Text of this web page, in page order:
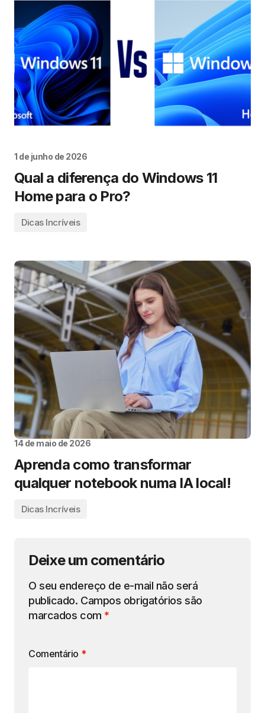
1 de junho de 2026
Qual a diferença do Windows 11
Home para o Pro?
Dicas Incríveis
14 de maio de 2026
Aprenda como transformar
qualquer notebook numa IA local!
Dicas Incríveis
Deixe um comentário
O seu endereço de e-mail não será
publicado. Campos obrigatórios são
marcados com *
Comentário *